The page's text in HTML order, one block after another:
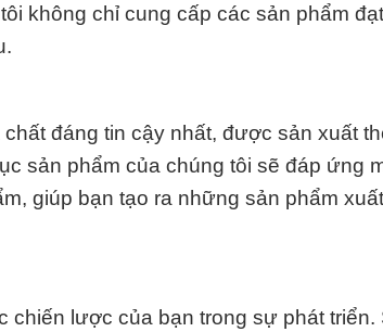
không chỉ cung cấp các sản phẩm
đáng tin cậy nhất, được sản xuất
sản phẩm của chúng tôi sẽ đáp ứng
giúp bạn tạo ra những sản phẩm
chiến lược của bạn trong sự phát triển.